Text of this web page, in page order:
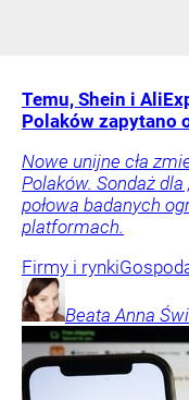
Temu, Shein i
Polaków zapytano
Nowe unijne cła
Polaków. Sondaż dla
połowa badanych
platformach.
Firmy i rynki
Beata Anna